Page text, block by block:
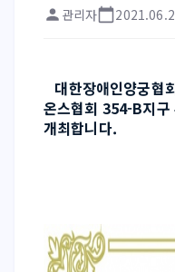
관리자
대한장애인양궁협
온스협회 354-B지구
개최합니다.